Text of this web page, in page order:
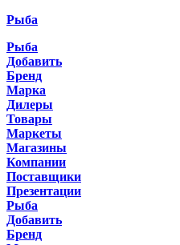
Рыба
Рыба
Добавить
Бренд
Марка
Дилеры
Товары
Маркеты
Магазины
Компании
Поставщики
Презентации
Рыба
Добавить
Бренд